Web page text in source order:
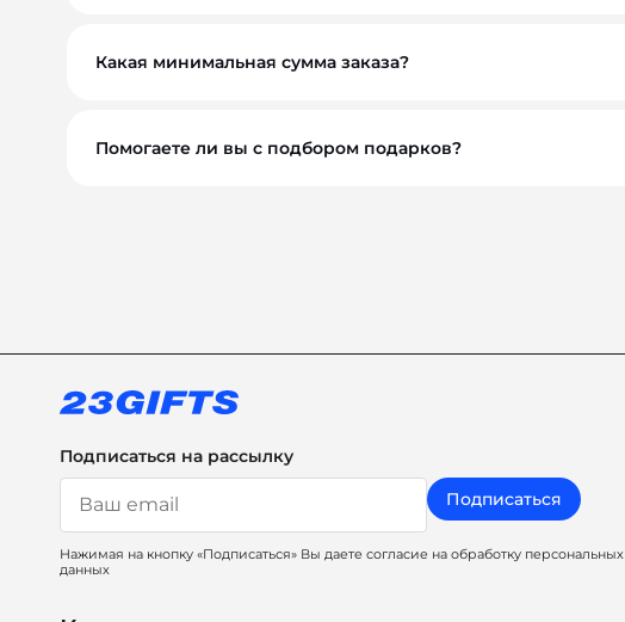
Какая минимальная сумма заказа?
Помогаете ли вы с подбором подарков?
Подписаться на рассылку
Подписаться
Нажимая на кнопку «Подписаться» Вы даете согласие на обработку персональных
данных